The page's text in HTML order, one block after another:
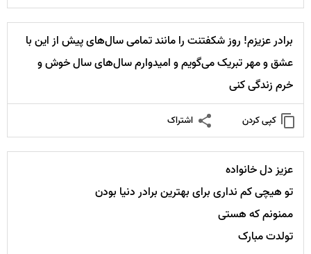
برادر عزیزم! روز شکفتنت را مانند تمامی سال‌های پیش از این با
عشق و مهر تبریک می‌گویم و امیدوارم سال‌های سال خوش و
خرم زندگی کنی
کپی کردن اشتراک
عزیز دل خانواده
تو هیچی کم نداری برای بهترین برادر دنیا بودن
ممنونم که هستی
تولدت مبارک